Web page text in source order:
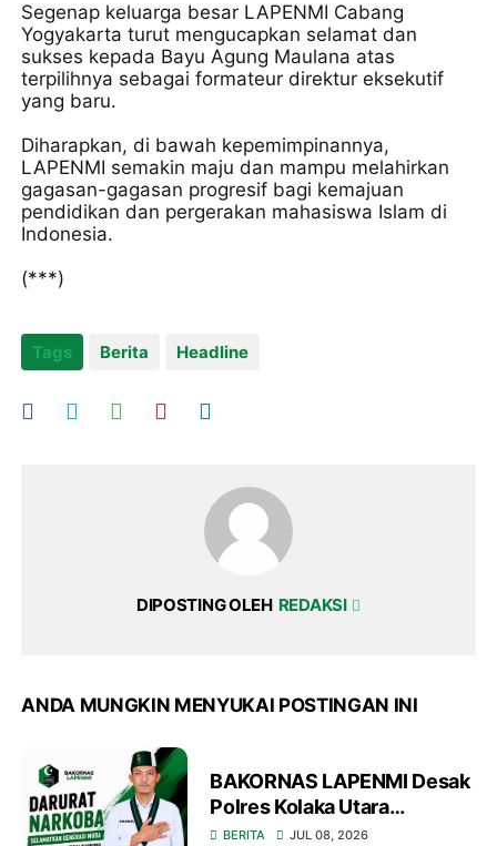
Segenap keluarga besar LAPENMI Cabang
Yogyakarta turut mengucapkan selamat dan
sukses kepada Bayu Agung Maulana atas
terpilihnya sebagai formateur direktur eksekutif
yang baru.
Diharapkan, di bawah kepemimpinannya,
LAPENMI semakin maju dan mampu melahirkan
gagasan-gagasan progresif bagi kemajuan
pendidikan dan pergerakan mahasiswa Islam di
Indonesia.
(***)
Tags Berita Headline
DIPOSTING OLEH REDAKSI
ANDA MUNGKIN MENYUKAI POSTINGAN INI
BAKORNAS LAPENMI Desak
Polres Kolaka Utara
Tetapkan Darurat Narkoba
BERITA JUL 08, 2026